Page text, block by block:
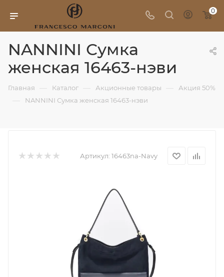
0
NANNINI Сумка
женская 16463-нэви
Главная — Каталог — Акционные товары — Акция 50%
— NANNINI Сумка женская 16463-нэви
Артикул: 16463na-Navy